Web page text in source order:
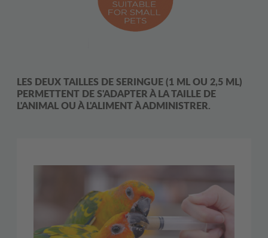
LES DEUX TAILLES DE SERINGUE (1 ML OU 2,5 ML)
PERMETTENT DE S'ADAPTER À LA TAILLE DE
L'ANIMAL OU À L'ALIMENT À ADMINISTRER.